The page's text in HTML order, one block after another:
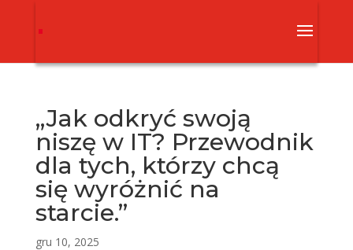
„Jak odkryć swoją
niszę w IT? Przewodnik
dla tych, którzy chcą
się wyróżnić na
starcie.”
gru 10, 2025